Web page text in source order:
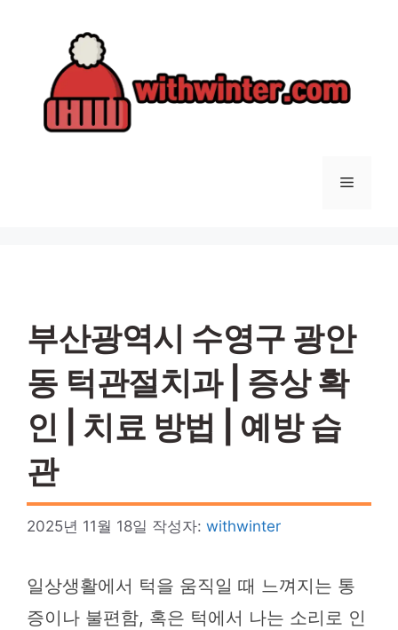
메
부산광역시 수영구 광안
동 턱관절치과 | 증상 확
인 | 치료 방법 | 예방 습
관
2025년 11월 18일 작성자: withwinter
일상생활에서 턱을 움직일 때 느껴지는 통
증이나 불편함, 혹은 턱에서 나는 소리로 인